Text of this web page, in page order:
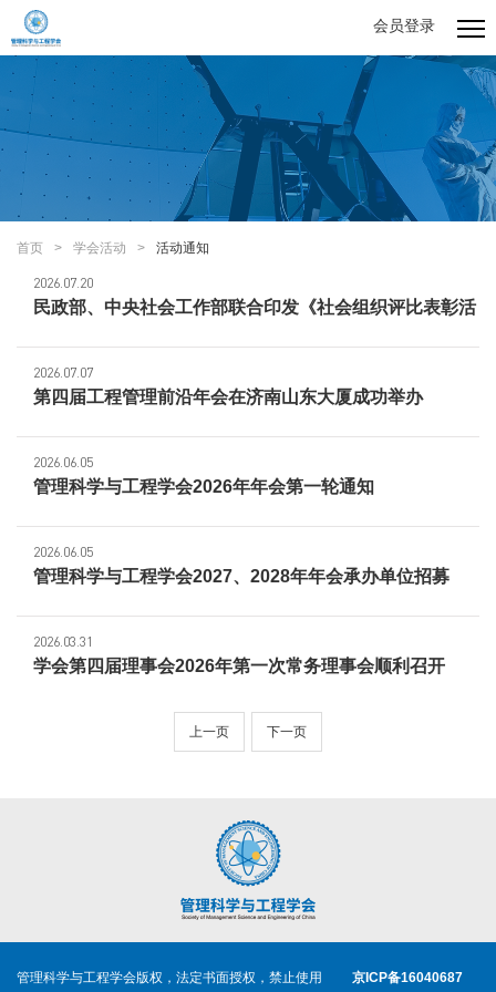
会员登录
首页 > 学会活动 > 活动通知
2026.07.20
民政部、中央社会工作部联合印发《社会组织评比表彰活
2026.07.07
第四届工程管理前沿年会在济南山东大厦成功举办
2026.06.05
管理科学与工程学会2026年年会第一轮通知
2026.06.05
管理科学与工程学会2027、2028年年会承办单位招募
2026.03.31
学会第四届理事会2026年第一次常务理事会顺利召开
上一页 下一页
管理科学与工程学会版权，法定书面授权，禁止使用 京ICP备16040687